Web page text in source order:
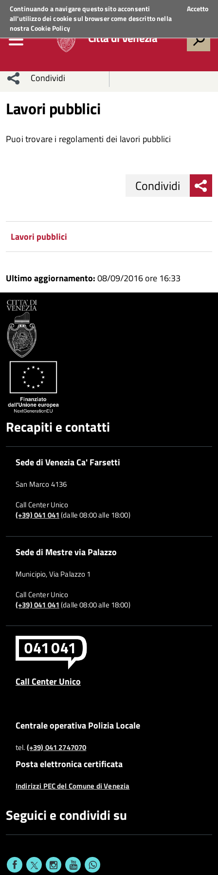
Continuando a navigare questo sito acconsenti
all'utilizzo dei cookie sul browser come descritto nella
nostraCookie Policy
Accetto
Regione VenetoACCEDI AI SERVIZI
Città di Venezia
Condividi
network
Condividi
Condividi
Facebook
su
Condividi
Facebook
Whatsapp
Lavori pubblici
Puoi trovare i regolamenti dei lavori pubblici
Facebook
su
Twitter
Condividi
su
Google
Condividi
su
Condividi
Lavori pubblici
Ultimo aggiornamento:08/09/2016 ore 16:33
Recapiti e contatti
Sede di Venezia Ca' Farsetti
San Marco 4136
Call Center Unico
(+39) 041 041(dalle 08:00 alle 18:00)
Sede di Mestre via Palazzo
Municipio, Via Palazzo 1
Call Center Unico
(+39) 041 041(dalle 08:00 alle 18:00)
Call Center Unico
Centrale operativa Polizia Locale
tel.(+39) 041 2747070
Posta elettronica certificata
Indirizzi PEC del Comune di Venezia
Seguici e condividi su